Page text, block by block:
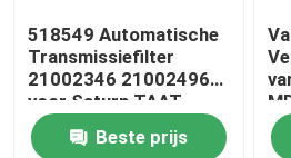
518549 Automatische
Transmissiefilter
21002346 21002496
voor Saturn TAAT
Beste prijs